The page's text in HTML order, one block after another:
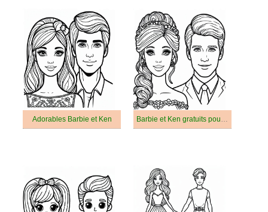
Adorables Barbie et Ken Barbie et Ken gratuits pour les enfants